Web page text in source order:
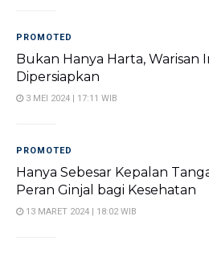
PROMOTED
Bukan Hanya Harta, Warisan
Dipersiapkan
3 MEI 2024 | 17:11 WIB
PROMOTED
Hanya Sebesar Kepalan
Peran Ginjal bagi Kesehatan
13 MARET 2024 | 18:02 WIB